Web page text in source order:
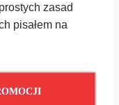
zasad
pisałem na